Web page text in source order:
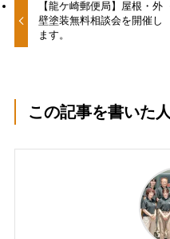
【龍ケ崎郵便局】屋根・外
壁塗装無料相談会を開催し
ます。
この記事を書いた人